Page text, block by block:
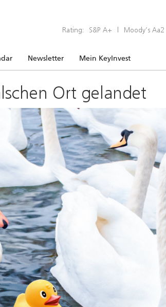
Rating: S&P A+ | Moody’s Aa2
Newsletter Mein KeyInvest
Ort gelandet